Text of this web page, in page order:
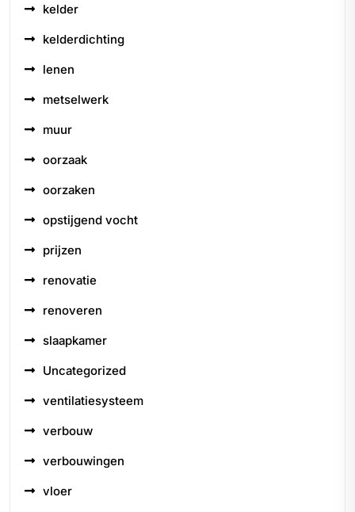
kelder
kelderdichting
lenen
metselwerk
muur
oorzaak
oorzaken
opstijgend vocht
prijzen
renovatie
renoveren
slaapkamer
Uncategorized
ventilatiesysteem
verbouw
verbouwingen
vloer